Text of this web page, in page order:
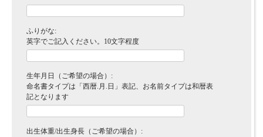
ふりがな:
英字でご記入ください。10文字程度
生年月日（ご希望の場合）:
命名書タイプは「西暦.月.日」表記、お名前タイプは和暦表
記となります
出生体重/出生身長（ご希望の場合）: